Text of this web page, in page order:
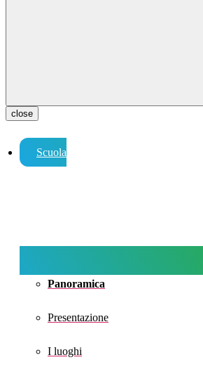
close
Scuola
Panoramica
Presentazione
I luoghi